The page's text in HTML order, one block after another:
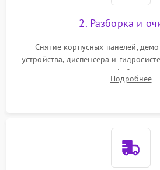
2. Разборка и
Снятие корпусных панелей,
устройства, диспенсера и
внутренних узлов от кофейных
Промывка дренажных каналов и
Подробнее